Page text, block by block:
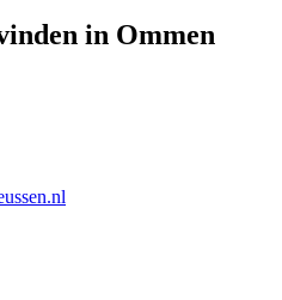
in Ommen